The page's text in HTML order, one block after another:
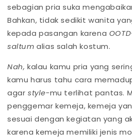
sebagian pria suka
Bahkan, tidak sedikit wanita
kepada pasangan karena OOTD
saltumalias salah kostum.
Nah, kalau kamu pria yang
kamu harus tahu cara
agar style-mu terlihat pantas.
penggemar kemeja, kemeja
sesuai dengan kegiatan yang
karena kemeja memiliki jenis